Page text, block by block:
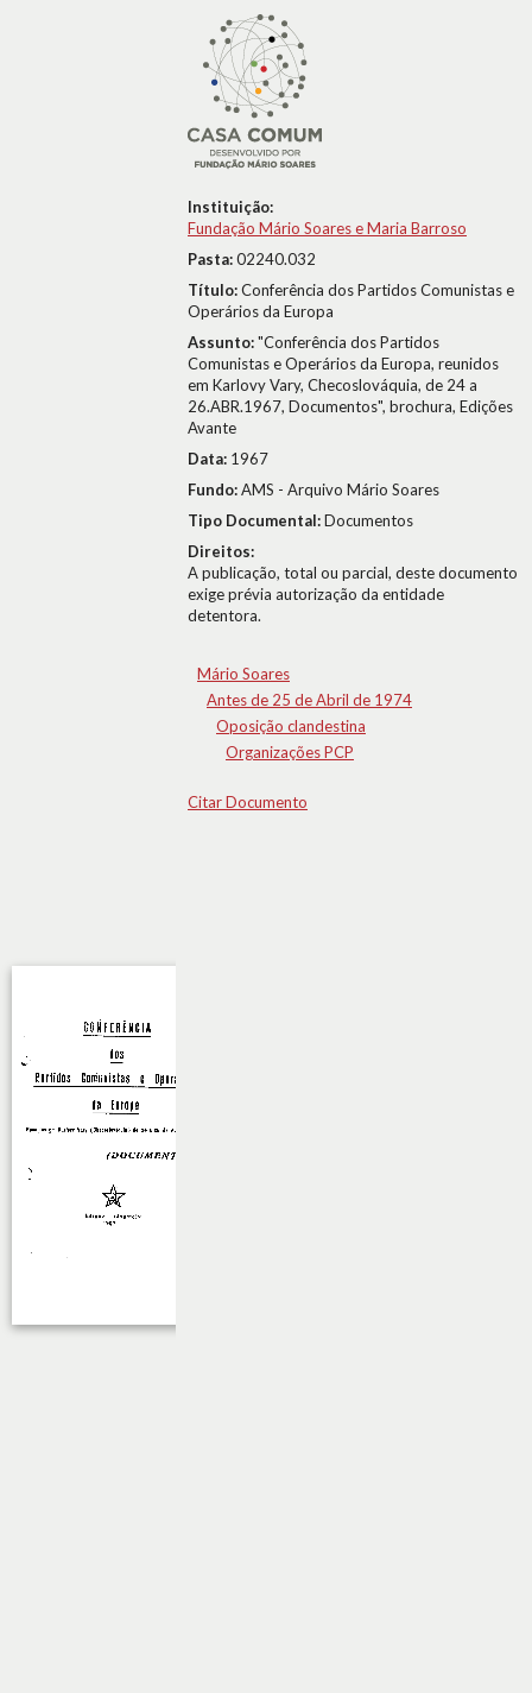
Instituição:
Fundação Mário Soares e Maria Barroso
Pasta:02240.032
Título:Conferência dos Partidos Comunistas e
Operários da Europa
Assunto:"Conferência dos Partidos
Comunistas e Operários da Europa, reunidos
em Karlovy Vary, Checoslováquia, de 24 a
26.ABR.1967, Documentos", brochura, Edições
Avante
Data: 1967
Fundo:AMS - Arquivo Mário Soares
Tipo Documental:Documentos
Direitos:
A publicação, total ou parcial, deste documento
exige prévia autorização da entidade
detentora.
Mário Soares
Antes de 25 de Abril de 1974
Oposição clandestina
Organizações PCP
Citar Documento